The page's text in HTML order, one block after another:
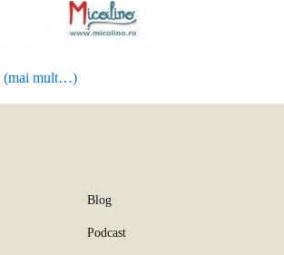
(mai mult…)
Blog
Podcast